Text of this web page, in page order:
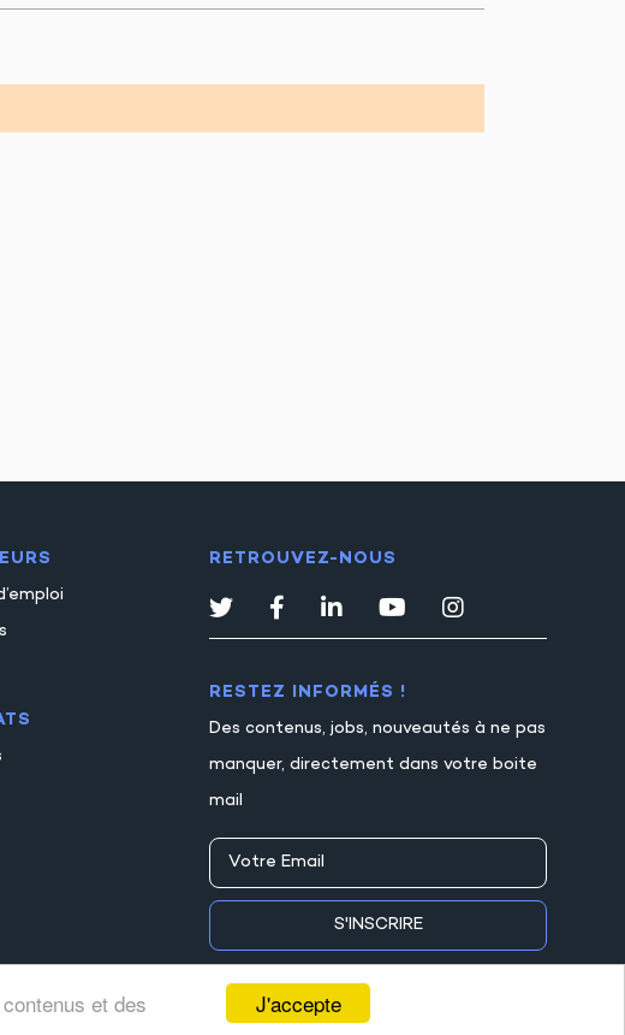
J'accepte
et des
RETROUVEZ-NOUS
RESTEZ INFORMÉS !
Des contenus, jobs, nouveautés à ne pas
manquer, directement dans votre boite
mail
S'INSCRIRE